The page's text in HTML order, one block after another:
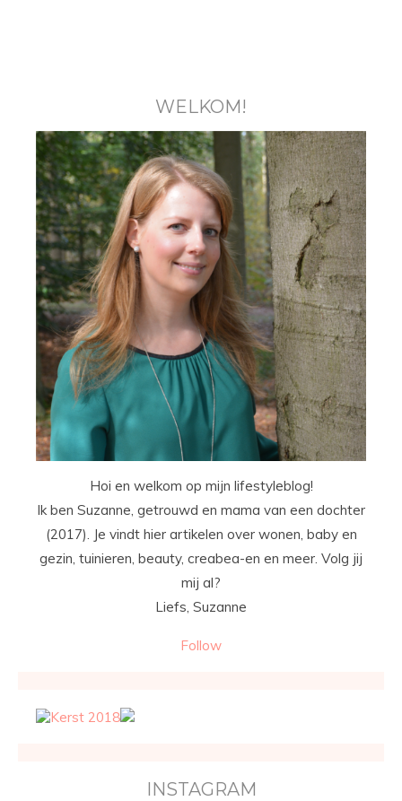
WELKOM!
Hoi en welkom op mijn lifestyleblog!
Ik ben Suzanne, getrouwd en mama van een dochter
(2017). Je vindt hier artikelen over wonen, baby en
gezin, tuinieren, beauty, creabea-en en meer. Volg jij
mij al?
Liefs, Suzanne
Follow
INSTAGRAM